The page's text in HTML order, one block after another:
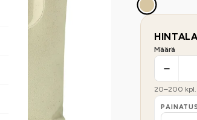
Määrä
20–200
PAINATUS